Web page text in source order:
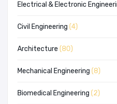
Electrical & Electronic
Civil Engineering (4)
Architecture (80)
Mechanical Engineering (8)
Biomedical Engineering (2)